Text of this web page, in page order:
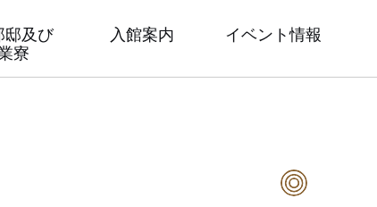
邸及び
寮
入館案内 イベント情報